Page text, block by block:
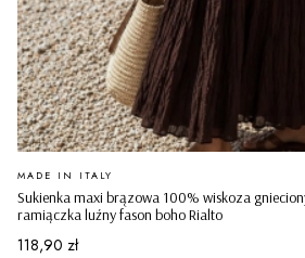
Sukienka maxi brązowa 100% wiskoza
ramiączka luźny fason boho Rialto
PRODUCENT
MADE IN ITALY
Cena
118,90 zł